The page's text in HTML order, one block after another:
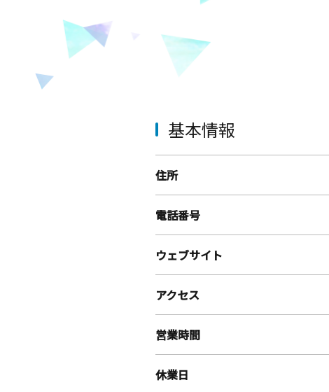
基本情報
住所
電話番号
ウェブサイト
アクセス
営業時間
休業日